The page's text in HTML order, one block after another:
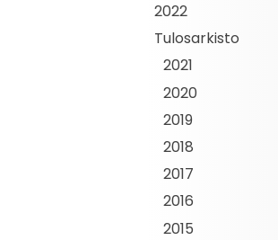
2022
Tulosarkisto
2021
2020
2019
2018
2017
2016
2015